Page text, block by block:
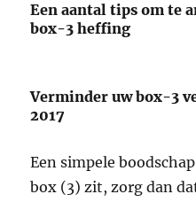
Een aantal tips om te
box-3 heffing
Verminder uw box-3
2017
Een simpele
box (3) zit, zorg dan